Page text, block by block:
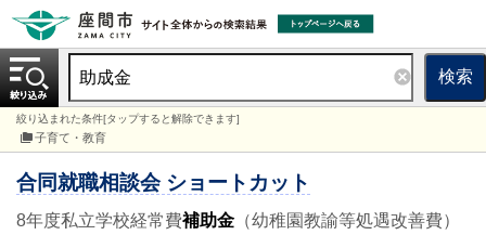
検索
絞り込まれた条件[タップすると解除できます]
子育て・教育
合同就職相談会 ショートカット
8年度私立学校経常費補助金 （幼稚園教諭等処遇改善費）